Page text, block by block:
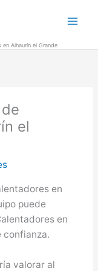
Alhaurín el Grande
el
en
puede
en
confianza.
valorar al